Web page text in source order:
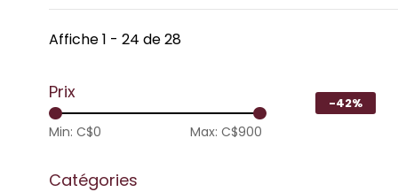
Affiche 1 - 24 de 28
Prix
Min: C$0 Max: C$900
Catégories
-42%